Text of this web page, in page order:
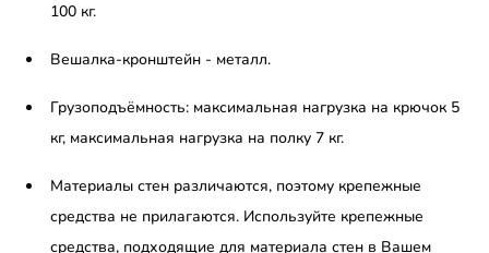
100 кг.
Вешалка-кронштейн - металл.
Грузоподъёмность: максимальная нагрузка на крючок 5
кг, максимальная нагрузка на полку 7 кг.
Материалы стен различаются, поэтому крепежные
средства не прилагаются. Используйте крепежные
средства, подходящие для материала стен в Вашем